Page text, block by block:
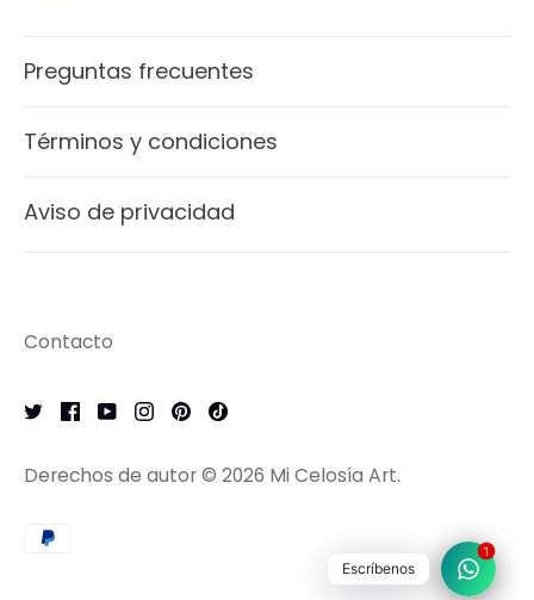
Preguntas frecuentes
Términos y condiciones
Aviso de privacidad
Contacto
Derechos de autor © 2026 Mi Celosía Art.
Escríbenos
1